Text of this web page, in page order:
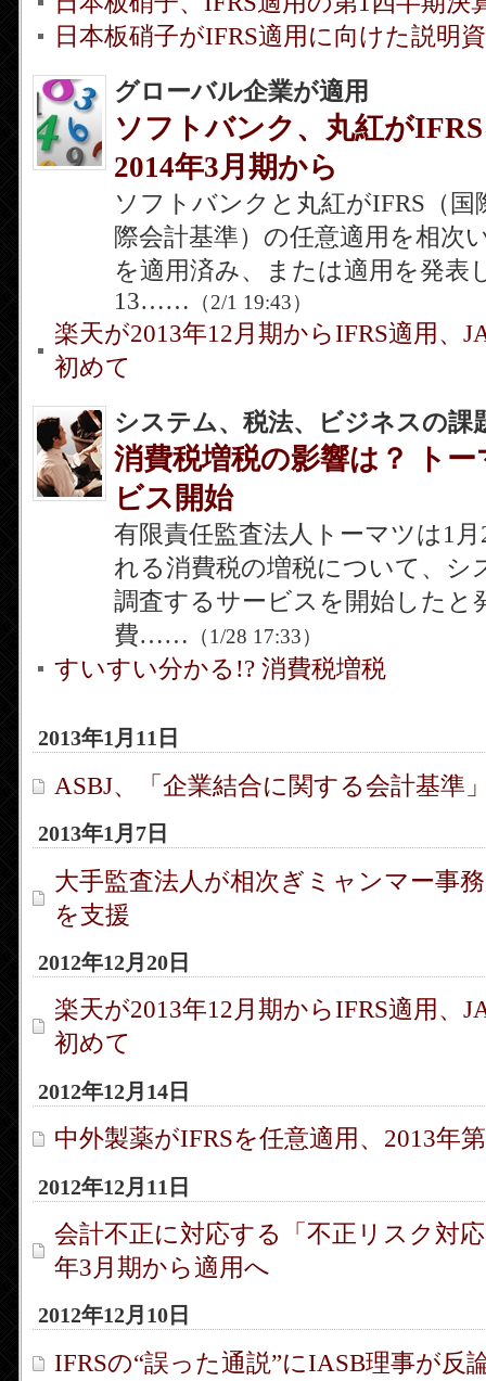
日本板硝子がIFRS適用に向けた説明
グローバル企業が適用
ソフトバンク、丸紅が
2014年3月期から
ソフトバンクと丸紅がIFRS（国
際会計基準）の任意適用を相次
を適用済み、または適用を発表
13…… （2/1 19:43）
楽天が2013年12月期からIFRS適用、
初めて
システム、税法、ビジネスの課
消費税増税の影響は？ ト
ビス開始
有限責任監査法人トーマツは1
れる消費税の増税について、シ
調査するサービスを開始したと
費…… （1/28 17:33）
すいすい分かる!? 消費税増税
2013年1月11日
ASBJ、「企業結合に関する会計基準
2013年1月7日
大手監査法人が相次ぎミャンマー事
を支援
2012年12月20日
楽天が2013年12月期からIFRS適用、
初めて
2012年12月14日
中外製薬がIFRSを任意適用、2013年
2012年12月11日
会計不正に対応する「不正リスク対
年3月期から適用へ
2012年12月10日
IFRSの“誤った通説”にIASB理事が反